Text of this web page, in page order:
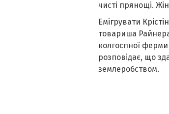
чисті прянощі.
Емігрувати
товариша
колгоспної
розповідає, що
землеробством.